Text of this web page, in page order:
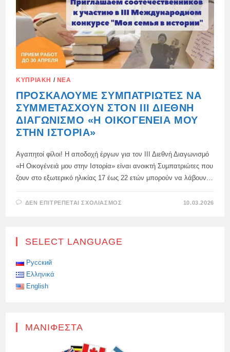
ΚΥΠΡΙΑΚΉ / ΝΈΑ
ΠΡΟΣΚΑΛΟΎΜΕ ΣΥΜΠΑΤΡΙΏΤΕΣ ΝΑ
ΣΥΜΜΕΤΆΣΧΟΥΝ ΣΤΟΝ ΙΙΙ ΔΙΕΘΝΉ
ΔΙΑΓΩΝΙΣΜΌ «Η ΟΙΚΟΓΈΝΕΙΆ ΜΟΥ
ΣΤΗΝ ΙΣΤΟΡΊΑ»
Αγαπητοί φίλοι! Η αποδοχή έργων για τον ΙΙΙ Διεθνή Διαγωνισμό
«Η Οικογένειά μου στην Ιστορία» είναι ανοικτή Συμπατριώτες που
ζουν στο εξωτερικό ηλικίας 17 έως 22 ετών μπορούν να λάβουν…
ΔΕΝ ΕΠΙΤΡΈΠΕΤΑΙ ΣΧΟΛΙΑΣΜΌΣ
ΙΙΙ
10.03.2026
SELECT LANGUAGE
Русский
Ελληνικά
English
ΜΑΝΙΦΈΣΤΑ